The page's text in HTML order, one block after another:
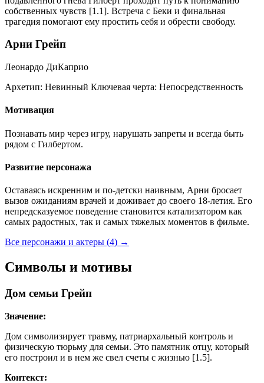
собственных чувств [1.1]. Встреча с Беки и финальная
трагедия помогают ему простить себя и обрести свободу.
Арни Грейп
Леонардо ДиКаприо
Архетип: Невинный Ключевая черта: Непосредственность
Мотивация
Познавать мир через игру, нарушать запреты и всегда быть
рядом с Гилбертом.
Развитие персонажа
Оставаясь искренним и по-детски наивным, Арни бросает
вызов ожиданиям врачей и доживает до своего 18-летия. Его
непредсказуемое поведение становится катализатором как
самых радостных, так и самых тяжелых моментов в фильме.
Все персонажи и актеры (4) →
Символы и мотивы
Дом семьи Грейп
Значение:
Дом символизирует травму, патриархальный контроль и
физическую тюрьму для семьи. Это памятник отцу, который
его построил и в нем же свел счеты с жизнью [1.5].
Контекст: